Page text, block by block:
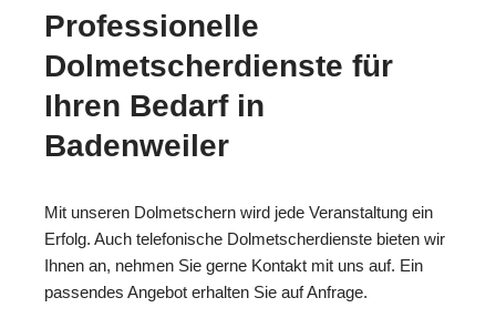
Professionelle
Dolmetscherdienste für
Ihren Bedarf in
Badenweiler
Mit unseren Dolmetschern wird jede Veranstaltung ein
Erfolg. Auch telefonische Dolmetscherdienste bieten wir
Ihnen an, nehmen Sie gerne Kontakt mit uns auf. Ein
passendes Angebot erhalten Sie auf Anfrage.